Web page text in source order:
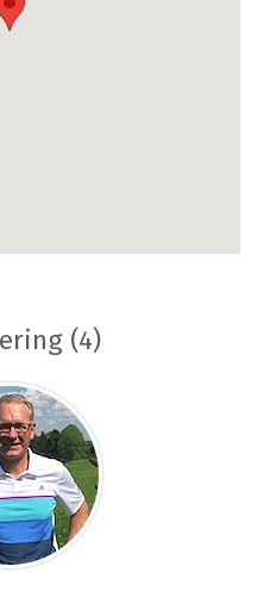
(4)